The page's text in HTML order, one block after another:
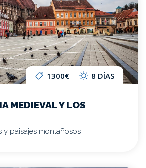
1300€ 8 DÍAS
MEDIEVAL Y LOS
y paisajes montañosos